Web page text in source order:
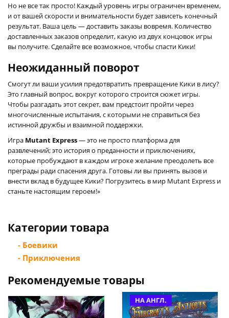
Но не все так просто! Каждый уровень игры ограничен временем,
и от вашей скорости и внимательности будет зависеть конечный
результат. Ваша цель — доставить заказы вовремя. Количество
доставленных заказов определит, какую из двух концовок игры
вы получите. Сделайте все возможное, чтобы спасти Кики!
Неожиданный поворот
Смогут ли ваши усилия предотвратить превращение Кики в лису?
Это главный вопрос, вокруг которого строится сюжет игры.
Чтобы разгадать этот секрет, вам предстоит пройти через
многочисленные испытания, с которыми не справиться без
истинной дружбы и взаимной поддержки.
Игра Mutant Express— это не просто платформа для
развлечений; это история о преданности и приключениях,
которые пробуждают в каждом игроке желание преодолеть все
преграды ради спасения друга. Готовы ли вы принять вызов и
внести вклад в будущее Кики? Погрузитесь в мир Mutant Express и
станьте настоящим героем!»
Категории товара
- Боевики
- Приключения
Рекомендуемые товары
НА АНГЛ.